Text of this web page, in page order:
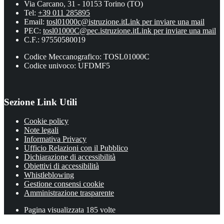
Via Carcano, 31 - 10153 Torino (TO)
Tel: +39 011 285895
Email: tosl01000c@istruzione.itLink per inviare una mail
PEC: tosl01000C@pec.istruzione.itLink per inviare una mail
C.F.: 97550580019
Codice Meccanografico: TOSL01000C
Codice univoco: UFDMF5
Sezione Link Utili
Cookie policy
Note legali
Informativa Privacy
Ufficio Relazioni con il Pubblico
Dichiarazione di accessibilità
Obiettivi di accessibilità
Whistleblowing
Gestione consensi cookie
Amministrazione trasparente
Pagina visualizzata 185 volte